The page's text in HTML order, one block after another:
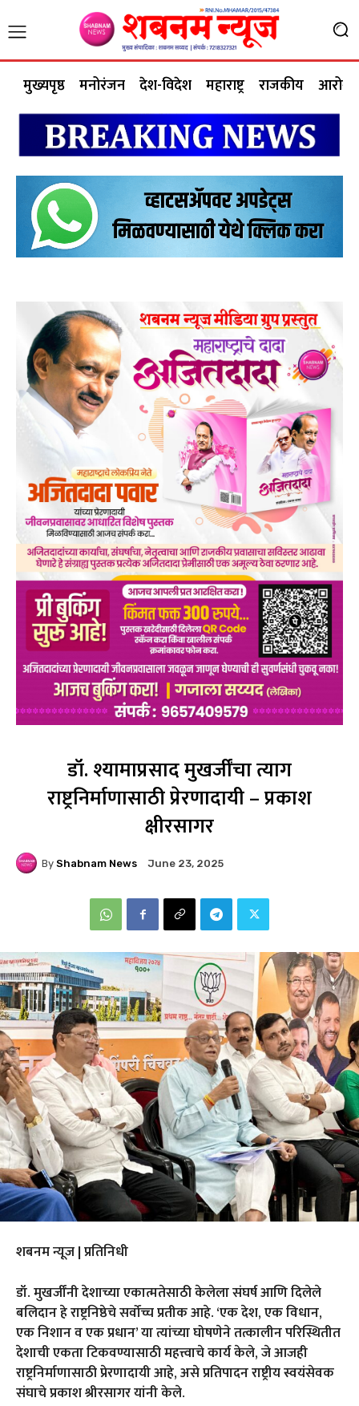
मुख्यपृष्ठ मनोरंजन देश-विदेश महाराष्ट्र राजकीय आरोग्य
डॉ. श्यामाप्रसाद मुखर्जींचा त्याग
राष्ट्रनिर्माणासाठी प्रेरणादायी – प्रकाश
क्षीरसागर
By Shabnam News June 23, 2025
शबनम न्यूज | प्रतिनिधी
डॉ. मुखर्जींनी देशाच्या एकात्मतेसाठी केलेला संघर्ष आणि दिलेले
बलिदान हे राष्ट्रनिष्ठेचे सर्वोच्च प्रतीक आहे. ‘एक देश, एक विधान,
एक निशान व एक प्रधान’ या त्यांच्या घोषणेने तत्कालीन परिस्थितीत
देशाची एकता टिकवण्यासाठी महत्त्वाचे कार्य केले, जे आजही
राष्ट्रनिर्माणासाठी प्रेरणादायी आहे, असे प्रतिपादन राष्ट्रीय स्वयंसेवक
संघाचे प्रकाश श्रीरसागर यांनी केले.